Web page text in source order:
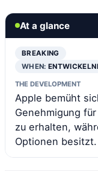
At a glance
BREAKING
WHEN:
THE DEVELOPMENT
Apple bemüht
Genehmigung
zu erhalten,
Optionen besitzt.